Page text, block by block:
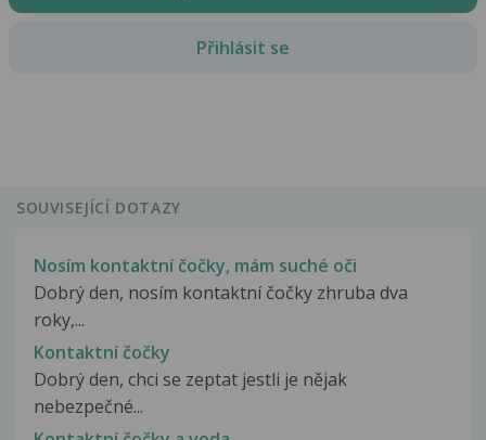
Přihlásit se
SOUVISEJÍCÍ DOTAZY
Nosím kontaktní čočky, mám suché oči
Dobrý den, nosím kontaktní čočky zhruba dva
roky,...
Kontaktní čočky
Dobrý den, chci se zeptat jestli je nějak
nebezpečné...